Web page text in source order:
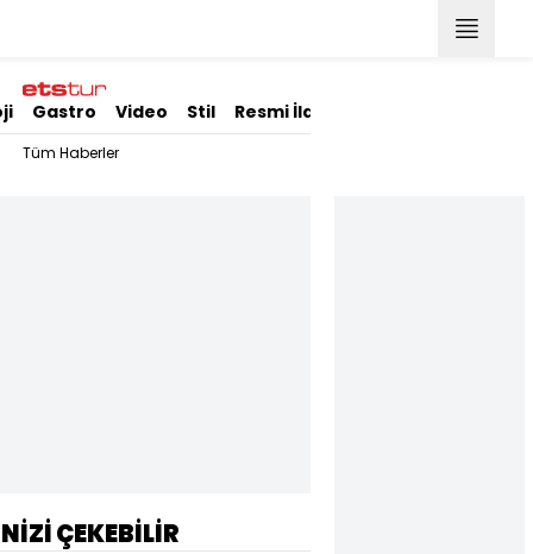
Gastro Video Stil Resmi İlanlar
Tüm Haberler
ÇEKEBİLİR